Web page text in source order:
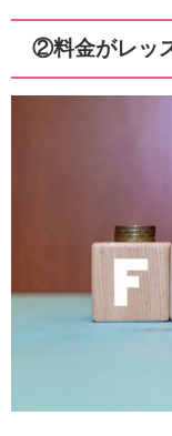
②料金がレッ